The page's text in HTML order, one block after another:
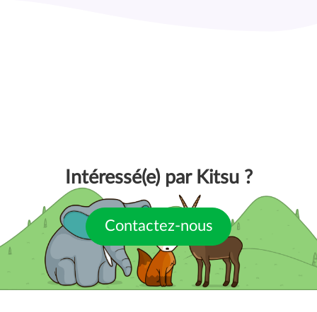
Intéressé(e) par Kitsu ?
Contactez-nous